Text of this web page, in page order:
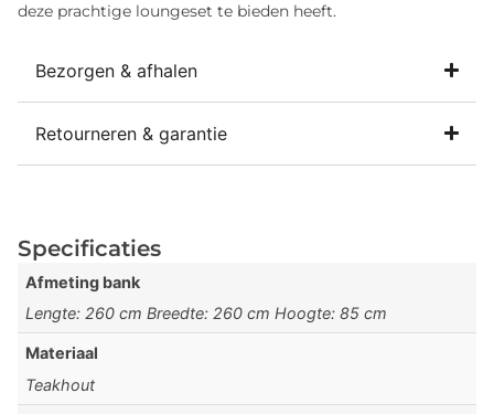
deze prachtige loungeset te bieden heeft.
Bezorgen & afhalen
Retourneren & garantie
Specificaties
Afmeting bank
Lengte: 260 cm Breedte: 260 cm Hoogte: 85 cm
Materiaal
Teakhout